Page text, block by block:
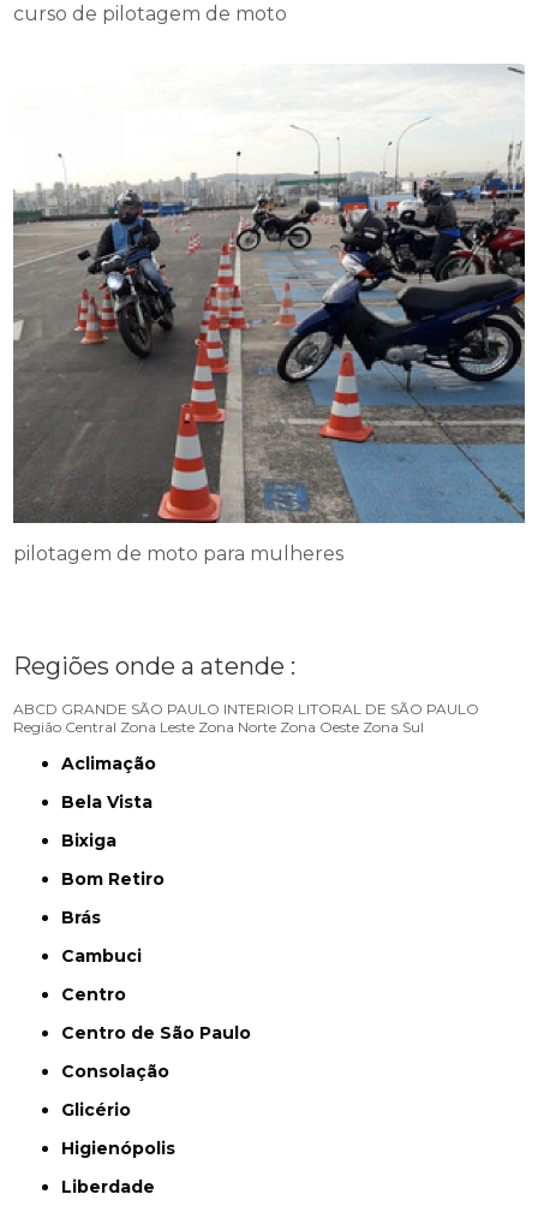
curso de pilotagem de moto
pilotagem de moto para mulheres
Regiões onde a atende :
ABCD GRANDE SÃO PAULO INTERIOR LITORAL DE SÃO PAULO
Região Central Zona Leste Zona Norte Zona Oeste Zona Sul
Aclimação
Bela Vista
Bixiga
Bom Retiro
Brás
Cambuci
Centro
Centro de São Paulo
Consolação
Glicério
Higienópolis
Liberdade